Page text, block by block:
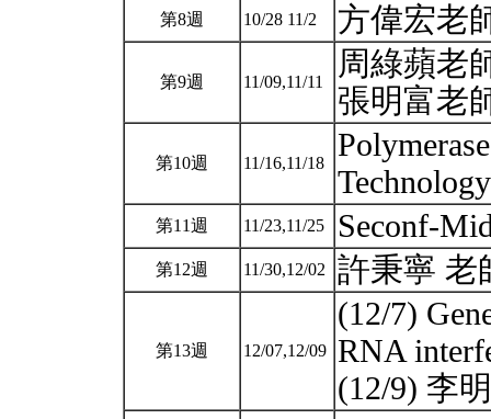
第8週 10/28 11/2 方偉宏老
第9週 11/09,11/11
周綠蘋老
張明富老
第10週 11/16,11/18
第11週 11/23,11/25 Seconf-
第12週 11/30,12/02 許秉寧
第13週 12/07,12/09
(12/7)
RNA
(12/9) 李